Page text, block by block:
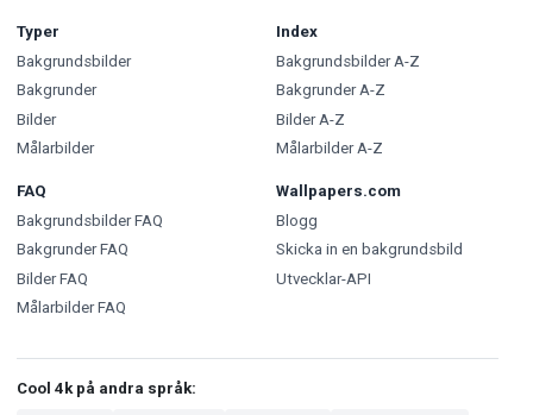
Typer
Bakgrundsbilder
Bakgrunder
Bilder
Målarbilder
Index
Bakgrundsbilder A-Z
Bakgrunder A-Z
Bilder A-Z
Målarbilder A-Z
FAQ
Bakgrundsbilder FAQ
Bakgrunder FAQ
Bilder FAQ
Målarbilder FAQ
Wallpapers.com
Blogg
Skicka in en bakgrundsbild
Utvecklar-API
Cool 4k på andra språk: